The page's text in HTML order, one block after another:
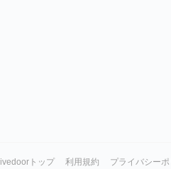
livedoorトップ 利用規約 プライバシー